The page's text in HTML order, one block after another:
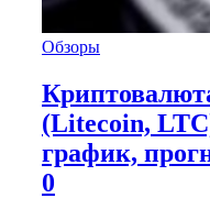
Обзоры
(Litecoin,
график,
0